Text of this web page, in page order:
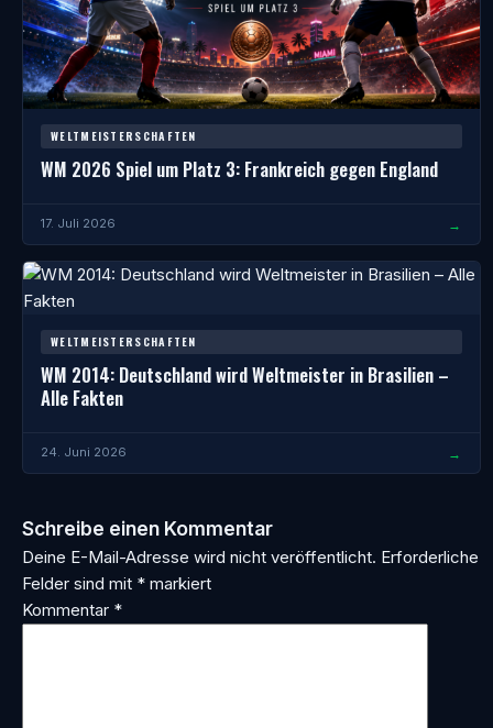
WELTMEISTERSCHAFTEN
WM 2026 Spiel um Platz 3: Frankreich gegen England
17. Juli 2026 →
WELTMEISTERSCHAFTEN
WM 2014: Deutschland wird Weltmeister in Brasilien –
Alle Fakten
24. Juni 2026 →
Schreibe einen Kommentar
Deine E-Mail-Adresse wird nicht veröffentlicht. Erforderliche
Felder sind mit * markiert
Kommentar *